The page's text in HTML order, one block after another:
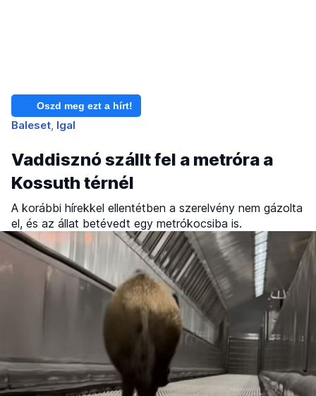
Oszd meg ezt a hírt!
Baleset Igal
Vaddisznó szállt fel a metróra a
Kossuth térnél
A korábbi hírekkel ellentétben a szerelvény nem gázolta
el, és az állat betévedt egy metrókocsiba is.